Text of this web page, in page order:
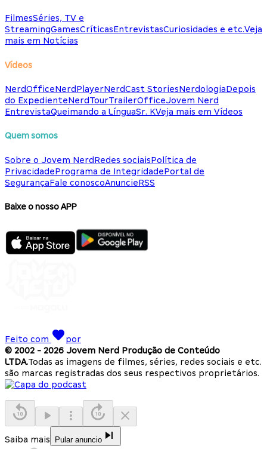
FilmesSéries, TV e
StreamingGamesCríticasEntrevistasCuriosidades e etc.Veja
mais em Notícias
Vídeos
NerdOfficeNerdPlayerNerdCast StoriesNerdologiaDepois
do ExpedienteNerdTourTrailerOfficeJovem Nerd
EntrevistaQueimando a LínguaSr. KVeja mais em Vídeos
Quem somos
Sobre o Jovem NerdRedes sociaisPolítica de
PrivacidadePrograma de IntegridadePortal de
SegurançaFale conoscoAnuncieRSS
Baixe o nosso APP
Feito com
por
© 2002 - 2026 Jovem Nerd Produção de Conteúdo
LTDA.Todas as imagens de filmes, séries, redes sociais e etc.
são marcas registradas dos seus respectivos proprietários.
Saiba mais Pular anuncio